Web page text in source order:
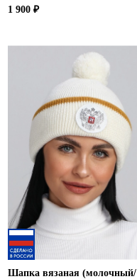
1 900 ₽
Шапка вязаная (молочный/